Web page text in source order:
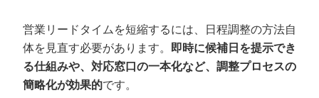
営業リードタイムを短縮するには、日程調整の方法自
体を見直す必要があります。
即時に候補日を提示でき
る仕組みや、対応窓口の一本化など、調整プロセスの
簡略化が効果的です。